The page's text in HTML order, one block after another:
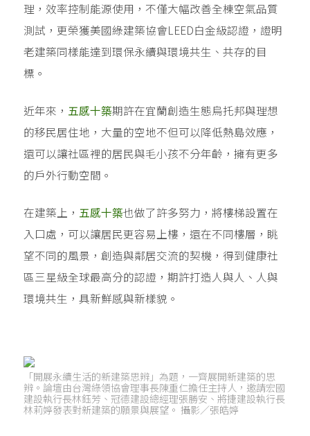
理，效率控制能源使用，不僅大幅改善全棟空氣品質
測試，更榮獲美國綠建築協會LEED白金級認證，證明
老建築同樣能達到環保永續與環境共生、共存的目
標。
近年來， 五感十築期許在宜蘭創造生態烏托邦與理想
的移民居住地，大量的空地不但可以降低熱島效應，
還可以讓社區裡的居民與毛小孩不分年齡，擁有更多
的戶外行動空間。
在建築上， 五感十築也做了許多努力，將樓梯設置在
入口處，可以讓居民更容易上樓，還在不同樓層，眺
望不同的風景，創造與鄰居交流的契機，得到健康社
區三星級全球最高分的認證，期許打造人與人、人與
環境共生，具新鮮感與新樣貌。
「開展永續生活的新建築思辨」為題，一齊展開新建築的思
辨。論壇由台灣綠領協會理事長陳重仁擔任主持人，邀請宏國
建設執行長林鈺芳、冠德建設總經理張勝安、將捷建設執行長
林莉婷發表對新建築的願景與展望。 攝影／張皓婷